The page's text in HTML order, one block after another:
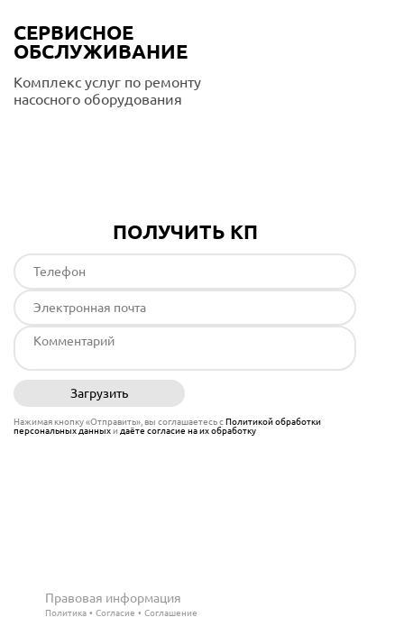
СЕРВИСНОЕ
ОБСЛУЖИВАНИЕ
Комплекс услуг по ремонту
насосного оборудования
ПОЛУЧИТЬ КП
Загрузить
Нажимая кнопку «Отправить», вы соглашаетесь сПолитикой обработки
персональных данныхи даёте согласие на их обработку
Правовая информация
Политика Согласие Соглашение